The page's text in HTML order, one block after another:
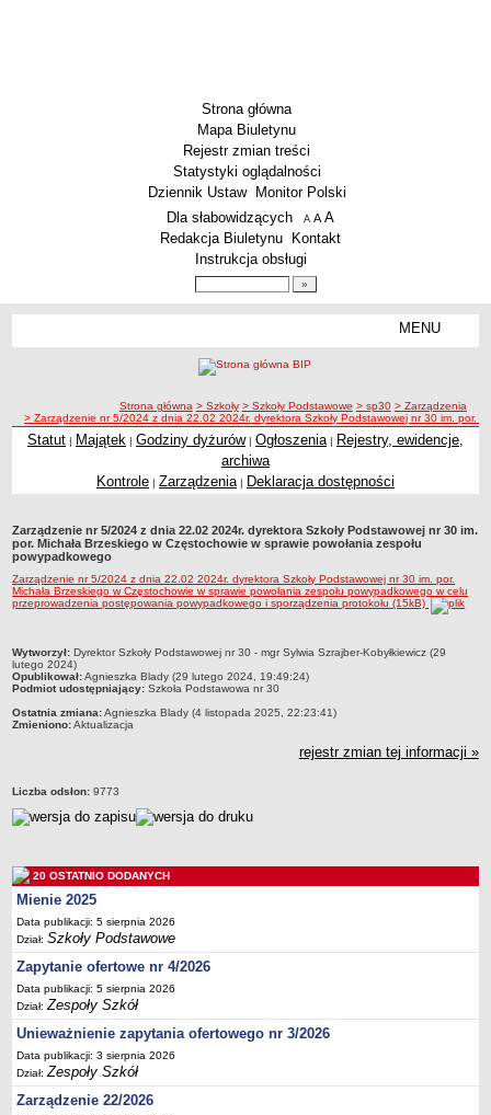
Strona główna
Mapa Biuletynu
Rejestr zmian treści
Statystyki oglądalności
Dziennik Ustaw
Monitor Polski
Menu dodatkowe
Dla słabowidzących A pomniejsz czcionkę
A standardowy rozmiar czcionki
A
Redakcja Biuletynu
Kontakt
Instrukcja obsługi
MENU
Zespoły Szkół
Techniczne Zakłady Naukowe
PRZEDSZKOLA
ARCHIWUM SZKÓŁ I PLACÓWEK
Zlikwidowane gimnazja
Przekształcone szkoły i placówki
Specjalny Ośrodek nr 1
Specjalny Ośrodek nr 5
BURSA MIEJSKA
Godziny dyżurów
Zarządzenia
Kontrole
Rejestry, ewidencje, archiwa
Sprawozdania
Deklaracja dostępności
Zespół Poradni
BIURO FINANSÓW OŚWIATY
Dane podstawowe
ścieżka nawigacji
Strona główna > Szkoły > Szkoły Podstawowe > sp30 > Zarządzenia
> Zarządzenie nr 5/2024 z dnia 22.02 2024r. dyrektora Szkoły Podstawowej nr 30 im. por.
Statut | Majątek | Godziny dyżurów| Ogłoszenia | Rejestry, ewidencje,
archiwa
Kontrole | Zarządzenia | Deklaracja dostępności
Zarządzenie nr 5/2024 z dnia 22.02 2024r. dyrektora Szkoły Podstawowej nr 30 im.
por. Michała Brzeskiego w Częstochowie w sprawie powołania zespołu
powypadkowego
Zarządzenie nr 5/2024 z dnia 22.02 2024r. dyrektora Szkoły Podstawowej nr 30 im. por.
Michała Brzeskiego w Częstochowie w sprawie powołania zespołu powypadkowego w celu
przeprowadzenia postępowania powypadkowego i sporządzenia protokołu (15kB)
metryczka
Wytworzył: Dyrektor Szkoły Podstawowej nr 30 - mgr Sylwia Szrajber-Kobyłkiewicz (29
lutego 2024)
Opublikował:Agnieszka Blady (29 lutego 2024, 19:49:24)
Podmiot udostępniający: Szkoła Podstawowa nr 30
Ostatnia zmiana:Agnieszka Blady (4 listopada 2025, 22:23:41)
Zmieniono:Aktualizacja
rejestr zmian tej informacji »
Liczba odsłon: 9773
20 OSTATNIO DODANYCH
Mienie 2025
Data publikacji: 5 sierpnia 2026
Dział:Szkoły Podstawowe
Zapytanie ofertowe nr 4/2026
Data publikacji: 5 sierpnia 2026
Dział:Zespoły Szkół
Unieważnienie zapytania ofertowego nr 3/2026
Data publikacji: 3 sierpnia 2026
Dział:Zespoły Szkół
Zarządzenie 22/2026